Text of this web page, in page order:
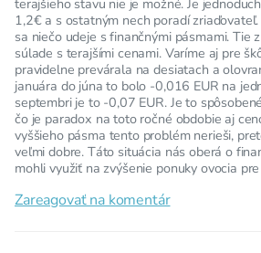
terajšieho stavu nie je možné. Je
1,2€ a s ostatným nech poradí
sa niečo udeje s finančnými pásmami. Tie
súlade s terajšími cenami. Varíme aj pre
pravidelne prevárala na desiatach a
januára do júna to bolo -0,016 EUR na
septembri je to -0,07 EUR. Je to
čo je paradox na toto ročné obdobie aj
vyššieho pásma tento problém nerieši,
veľmi dobre. Táto situácia nás oberá o
mohli využiť na zvýšenie ponuky ovocia
Zareagovať na komentár